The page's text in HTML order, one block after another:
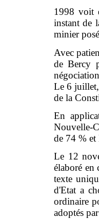
1998 voit
instant de
minier
Avec
de Bercy
Le 6 juillet,
de la
En
Nouvelle-
de 74 % et
Le 12
élaboré en
texte
d'Etat a
ordinaire
adoptés